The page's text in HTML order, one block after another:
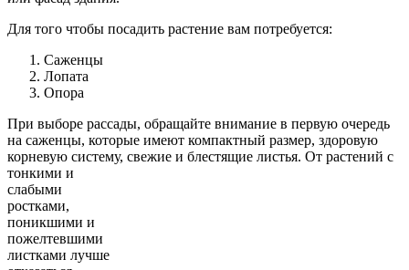
Для того чтобы посадить растение вам потребуется:
Саженцы
Лопата
Опора
При выборе рассады, обращайте внимание в первую очередь
на саженцы, которые имеют компактный размер, здоровую
корневую систему, свежие и блестящие листья. От растений с
тонкими и
слабыми
ростками,
поникшими и
пожелтевшими
листками лучше